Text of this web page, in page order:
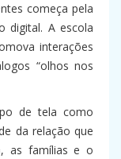
começa pela
digital. A escola
interações
“olhos nos
de tela como
da relação que
as famílias e o